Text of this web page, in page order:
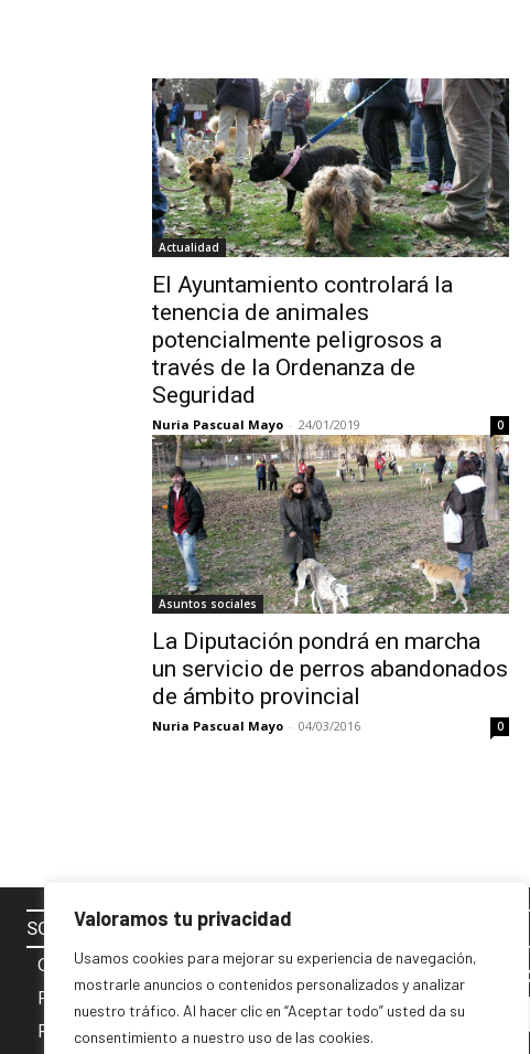
Valoramos tu privacidad
Usamos cookies para mejorar su experiencia de navegación,
mostrarle anuncios o contenidos personalizados y analizar
nuestro tráfico. Al hacer clic en “Aceptar todo” usted da su
consentimiento a nuestro uso de las cookies.
Actualidad
El Ayuntamiento controlará la
tenencia de animales
potencialmente peligrosos a
través de la Ordenanza de
Seguridad
Nuria Pascual Mayo - 24/01/2019 0
Asuntos sociales
La Diputación pondrá en marcha
un servicio de perros abandonados
de ámbito provincial
Nuria Pascual Mayo - 04/03/2016 0
SOBRE NOSOTROS
Contacto
Política de cookies
Privacidad y Aviso Legal